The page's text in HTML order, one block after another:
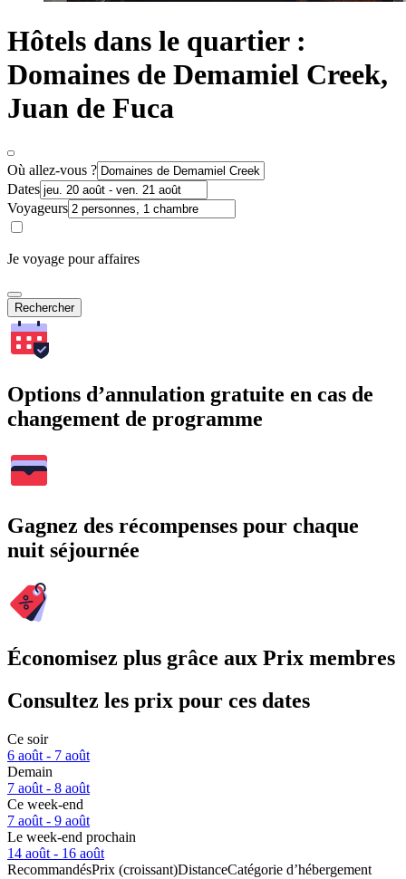
Hôtels dans le quartier :
Domaines de Demamiel Creek,
Juan de Fuca
Où allez-vous ?
Dates
Voyageurs
Je voyage pour affaires
Rechercher
Options d’annulation gratuite en cas de
changement de programme
Gagnez des récompenses pour chaque
nuit séjournée
Économisez plus grâce aux Prix membres
Consultez les prix pour ces dates
Ce soir
6 août - 7 août
Demain
7 août - 8 août
Ce week-end
7 août - 9 août
Le week-end prochain
14 août - 16 août
RecommandésPrix (croissant)DistanceCatégorie d’hébergement